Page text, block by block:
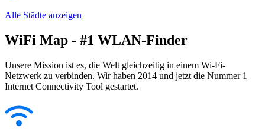
Alle Städte anzeigen
WiFi Map - #1 WLAN-Finder
Unsere Mission ist es, die Welt gleichzeitig in einem Wi-Fi-
Netzwerk zu verbinden. Wir haben 2014 und jetzt die Nummer 1
Internet Connectivity Tool gestartet.